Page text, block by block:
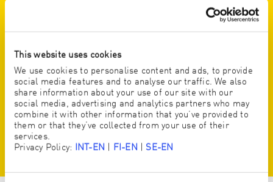
This website uses cookies
We use cookies to personalise content and ads, to provide
social media features and to analyse our traffic. We also
share information about your use of our site with our
social media, advertising and analytics partners who may
combine it with other information that you’ve provided to
them or that they’ve collected from your use of their
services.
Privacy Policy: INT-EN FI-EN SE-EN
tunni ajan, peitettynä. Voit myö tehdä taikinasta 2-3
pienempää palloa, mieltymyksesi mukaan.
Esilämmitä uuni 210 asteeseen. Sivele leivinpelti
oliiviöljyllä, aseta taikinapallot pellille ja tasoita ne
varovasti kädelläsi. Viipaloi kirsikkatomaatit ja oliivit,
murenna feta. Aseta tomaatit, oliivi ja feta taikinan päälle.
Ripottele vielä merisuola ja halutessasi rosmariiniä.
Paista noin 25 minuuttia. Koristele tuore basilikalla.
Nauti!